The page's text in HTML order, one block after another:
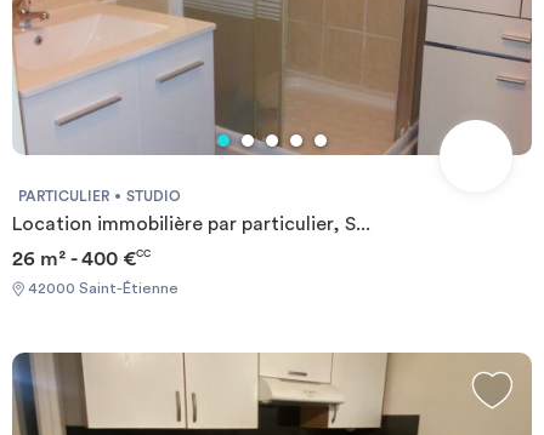
PARTICULIER STUDIO
Location immobilière par particulier, S...
26 m² - 400 €CC
42000 Saint-Étienne